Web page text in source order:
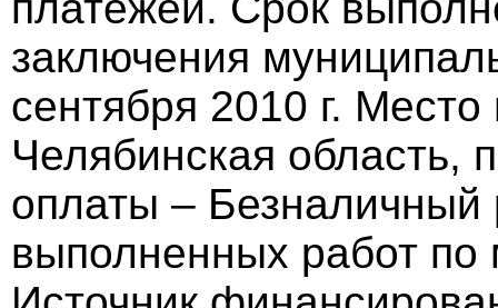
заключения
сентября 2010 г.
Челябинская
оплаты – Безналичный
выполненных работ по